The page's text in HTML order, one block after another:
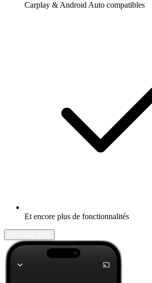
Carplay & Android Auto compatibles
Et encore plus de fonctionnalités